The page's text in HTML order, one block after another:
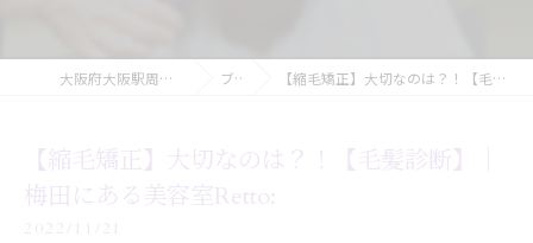
大阪府大阪駅周辺の美容院ならRetto: ブログ 【縮毛矯正】大切なのは？！【毛髪診断】｜梅田にある美容室Retto:
【縮毛矯正】大切なのは？！【毛髪診断】｜
梅田にある美容室Retto:
2022/11/21